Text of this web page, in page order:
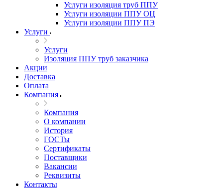
Услуги изоляция труб ППУ
Услуги изоляции ППУ ОЦ
Услуги изоляции ППУ ПЭ
Услуги
Услуги
Изоляция ППУ труб заказчика
Акции
Доставка
Оплата
Компания
Компания
О компании
История
ГОСТы
Сертификаты
Поставщики
Вакансии
Реквизиты
Контакты